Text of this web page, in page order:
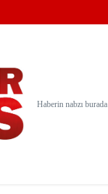
Haberin nabzı burada